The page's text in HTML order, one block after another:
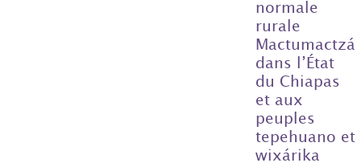
normale
rurale
Mactumactzá
dans l’État
du Chiapas
et aux
peuples
tepehuano et
wixárika